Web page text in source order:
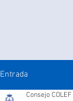
Entrada
Consejo COLEF